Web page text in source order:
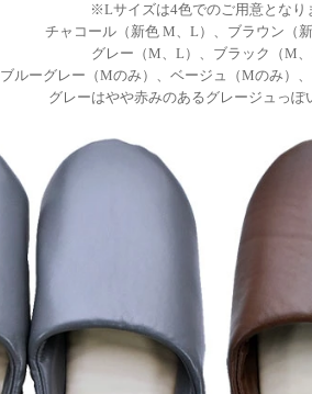
※Lサイズは4色でのご用意となり
チャコール（新色 M、L）、ブラウン（新
グレー（M、L）、ブラック（M、
ブルーグレー（Mのみ）、ベージュ（Mのみ）
グレーはやや赤みのあるグレージュっぽ